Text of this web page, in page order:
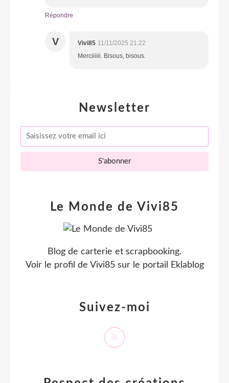
Répondre
V Vivi85 11/11/2025 21:22
Merciiiiii. Bisous, bisous.
Newsletter
Le Monde de Vivi85
Blog de carterie et scrapbooking.
Voir le profil de Vivi85sur le portail Eklablog
Suivez-moi